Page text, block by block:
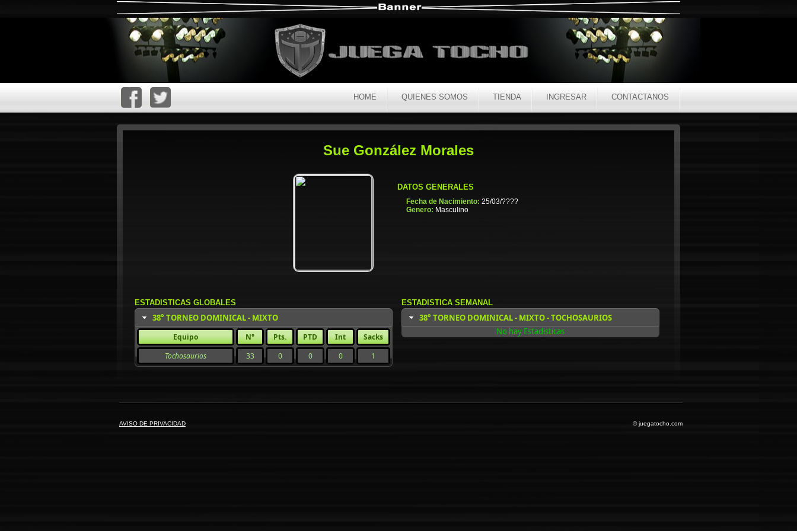
HOME QUIENES SOMOS TIENDA INGRESAR CONTACTANOS
Sue González Morales
DATOS GENERALES
Fecha de Nacimiento: 25/03/????
Genero: Masculino
ESTADISTICAS GLOBALES
38° TORNEO DOMINICAL - MIXTO
Equipo N° Pts. PTD Int
Sacks
Tochosaurios
33 0 0 0 1
ESTADISTICA SEMANAL
38° TORNEO DOMINICAL - MIXTO - TOCHOSAURIOS
No hay Estadisticas
AVISO DE PRIVACIDAD © juegatocho.com